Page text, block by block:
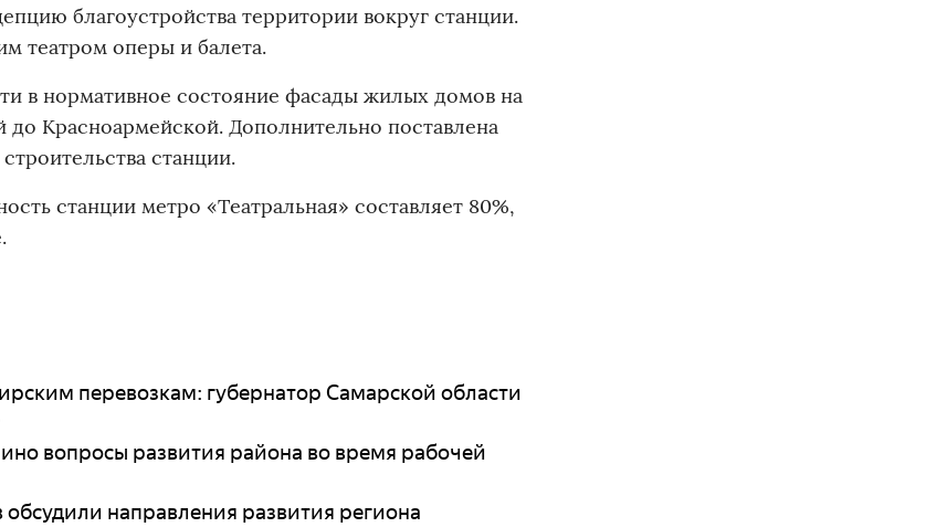
благоустройства территории вокруг станции.
театром оперы и балета.
в нормативное состояние фасады жилых домов на
до Красноармейской. Дополнительно поставлена
станции.
станции метро «Театральная» составляет 80%,
перевозкам: губернатор Самарской области
вопросы развития района во время рабочей
направления развития региона